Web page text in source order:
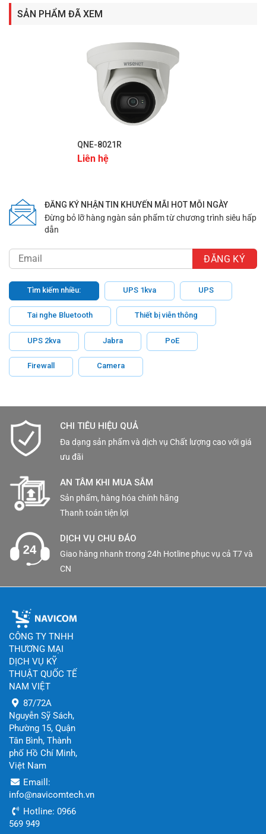
CÔNG TY TNHH THƯƠNG MẠI DỊCH VỤ KỸ THUẬT QUỐC
TẾ NAM VIỆT 87/72A Nguyễn Sỹ Sách, Phường 15, Quận
navicomtech.vn
SẢN PHẨM ĐÃ XEM
QNE-8021R
Liên hệ
ĐĂNG KÝ NHẬN TIN KHUYẾN MÃI HOT MỖI NGÀY
Đừng bỏ lỡ hàng ngàn sản phẩm từ chương trình siêu hấp
dẫn
Tìm kiếm nhiều: UPS 1kva UPS
Tai nghe Bluetooth Thiết bị viễn thông
UPS 2kva Jabra PoE
Firewall Camera
CHI TIÊU HIỆU QUẢ
Đa dạng sản phẩm và dịch vụ Chất lượng cao với giá
ưu đãi
AN TÂM KHI MUA SẮM
Sản phẩm, hàng hóa chính hãng
Thanh toán tiện lợi
DỊCH VỤ CHU ĐÁO
Giao hàng nhanh trong 24h Hotline phục vụ cả T7 và
CN
CÔNG TY TNHH
THƯƠNG MẠI
DỊCH VỤ KỸ
THUẬT QUỐC TẾ
NAM VIỆT
87/72A
Nguyễn Sỹ Sách,
Phường 15, Quận
Tân Bình, Thành
phố Hồ Chí Minh,
Việt Nam
Emaill:
info@navicomtech.vn
Hotline: 0966
569 949